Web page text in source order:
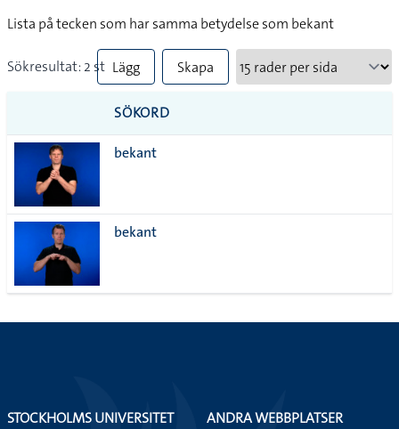
Lista på tecken som har samma betydelse som bekant
Sökresultat: 2 st Lägg
till
alla i
Skapa
SÖKORD
bekant
bekant
STOCKHOLMS UNIVERSITET
ANDRA WEBBPLATSER